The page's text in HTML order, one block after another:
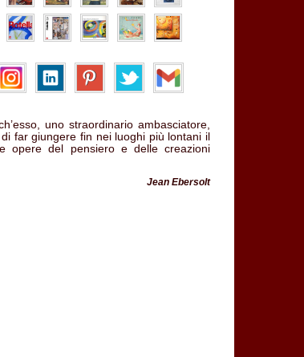
uno straordinario ambasciatore,
far giungere fin nei luoghi più lontani il
opere del pensiero e delle creazioni
Jean Ebersolt